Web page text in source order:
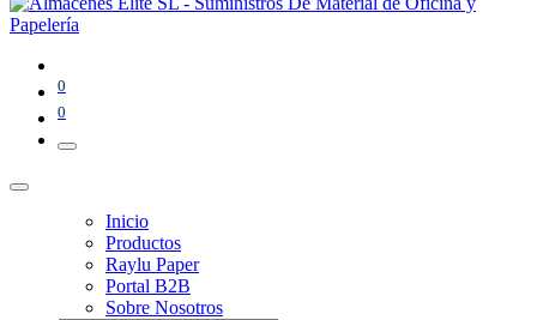
0
0
Inicio
Productos
Raylu Paper
Portal B2B
Sobre Nosotros